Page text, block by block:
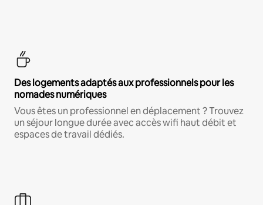
Des logements adaptés aux professionnels pour les
nomades numériques
Vous êtes un professionnel en déplacement ? Trouvez
un séjour longue durée avec accès wifi haut débit et
espaces de travail dédiés.